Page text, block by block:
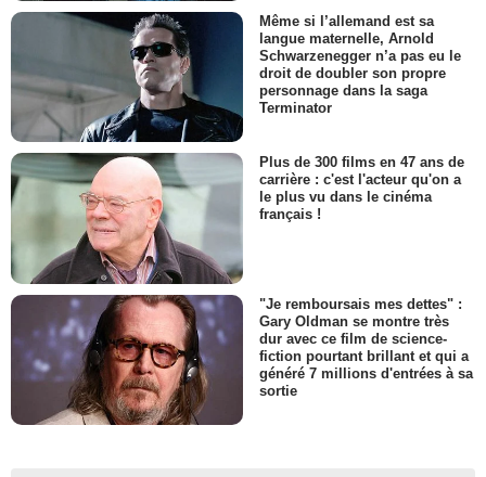
Même si l’allemand est sa
langue maternelle, Arnold
Schwarzenegger n’a pas eu le
droit de doubler son propre
personnage dans la saga
Terminator
Plus de 300 films en 47 ans de
carrière : c'est l'acteur qu'on a
le plus vu dans le cinéma
français !
"Je remboursais mes dettes" :
Gary Oldman se montre très
dur avec ce film de science-
fiction pourtant brillant et qui a
généré 7 millions d'entrées à sa
sortie